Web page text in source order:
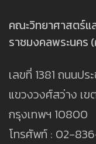
คณะวิทยาศาสตร์แล
ราชมงคลพระนคร
เลขที่ 1381 ถนนปร
แขวงวงศ์สว่าง เข
กรุงเทพฯ 10800
โทรศัพท์ : 02-